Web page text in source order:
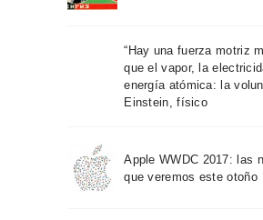
“Hay una fuerza motriz
que el vapor, la
energía atómica: la
Einstein, físico
Apple WWDC 2017: las
que veremos este otoño